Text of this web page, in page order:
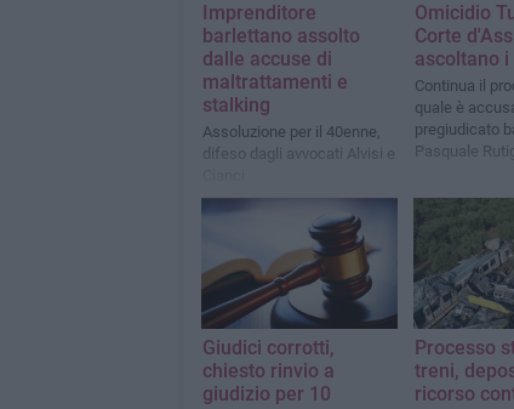
Imprenditore
barlettano assolto
dalle accuse di
maltrattamenti e
stalking
Assoluzione per il 40enne,
difeso dagli avvocati Alvisi e
Omicidio
Corte
ascoltano
Continua il
quale è
pregiudicato
Pasquale
Giudici corrotti,
chiesto rinvio a
giudizio per 10
Processo
treni,
ricorso